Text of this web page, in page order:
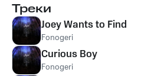
Треки
Joey Wants to Find
Fonogeri
Curious Boy
Fonogeri